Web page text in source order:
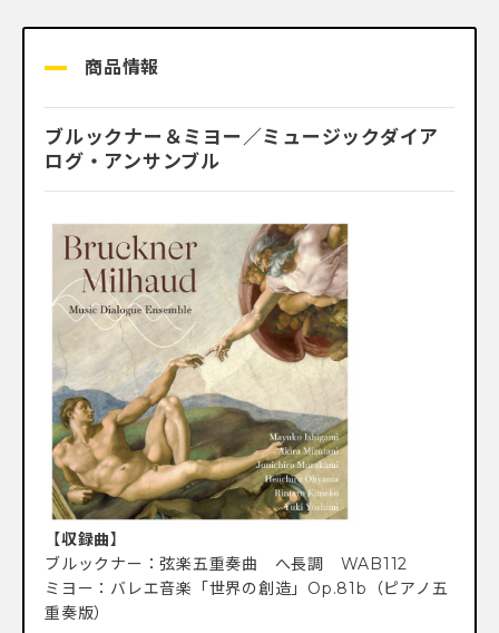
商品情報
ブルックナー＆ミヨー／ミュージックダイア
ログ・アンサンブル
【収録曲】
ブルックナー：弦楽五重奏曲 へ長調 WAB112
ミヨー：バレエ音楽「世界の創造」Op.81b（ピアノ五
重奏版）